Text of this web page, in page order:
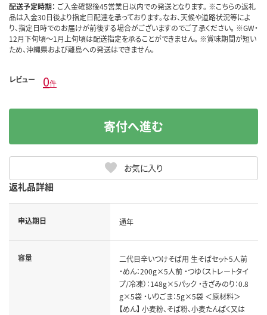
配送予定時期： ご入金確認後45営業日以内での発送となります。 ※こちらの返礼
品は入金30日後より指定日配達を承っております。なお、天候や道路状況等によ
り、指定日時でのお届けが前後する場合がございますのでご了承ください。 ※GW・
12月下旬頃～1月上旬頃は配送指定を承ることができません。 ※賞味期間が短い
ため、沖縄県および離島への発送はできません。
レビュー 0件
お気に入り
寄付へ進む
返礼品詳細
申込期日 通年
容量
二代目辛いつけそば用 生そばセット5人前
・めん：200g×5人前 ・つゆ（ストレートタイ
プ/冷凍）：148g×5パック ・きざみのり：0.8
g×5袋 ・いりごま：5g×5袋 ＜原材料＞
【めん】 小麦粉、そば粉、小麦たんぱく又は